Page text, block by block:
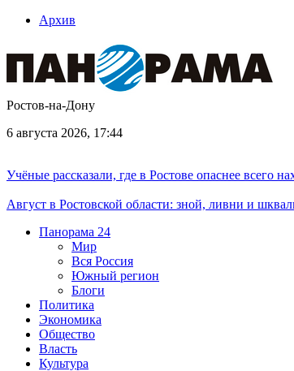
Архив
Ростов-на-Дону
6 августа 2026, 17:44
Учёные рассказали, где в Ростове опаснее всего
Август в Ростовской области: зной, ливни и
Панорама 24
Мир
Вся Россия
Южный регион
Блоги
Политика
Экономика
Общество
Власть
Культура